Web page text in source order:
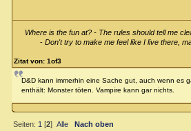
Where is the fun at? - The rules should tell me
- Don't try to make me feel like I live there,
Zitat von: 1of3
D&D kann immerhin eine Sache gut, auch wenn es
enthält: Monster töten. Vampire kann gar nichts.
Seiten: 1 [2]Alle
Nach oben